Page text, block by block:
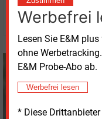
Werbefrei
Lesen Sie E&M
ohne
E&M Probe-Abo ab.
Werbefrei lesen
* Diese
© 2026 Energie &